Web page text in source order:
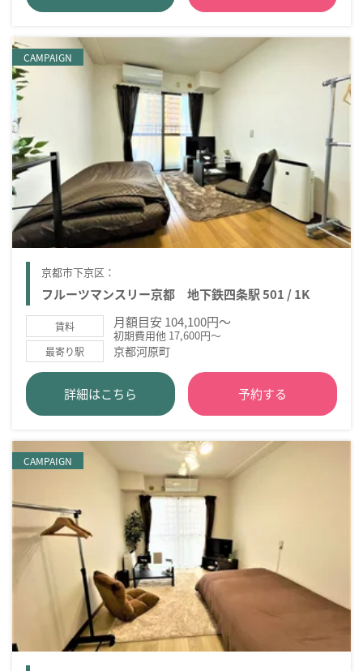
CAMPAIGN
京都市下京区：
フルーツマンスリー京都 地下鉄四条駅 501 / 1K
賃料 月額目安 104,100円～
初期費用他 17,600円～
最寄り駅 京都河原町
詳細はこちら 予約する
CAMPAIGN